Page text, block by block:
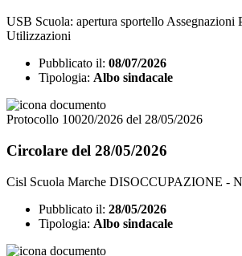
USB Scuola: apertura sportello Assegnazioni
Utilizzazioni
Pubblicato il: 08/07/2026
Tipologia: Albo sindacale
Protocollo 10020/2026 del 28/05/2026
Circolare del 28/05/2026
Cisl Scuola Marche DISOCCUPAZIONE -
Pubblicato il: 28/05/2026
Tipologia: Albo sindacale